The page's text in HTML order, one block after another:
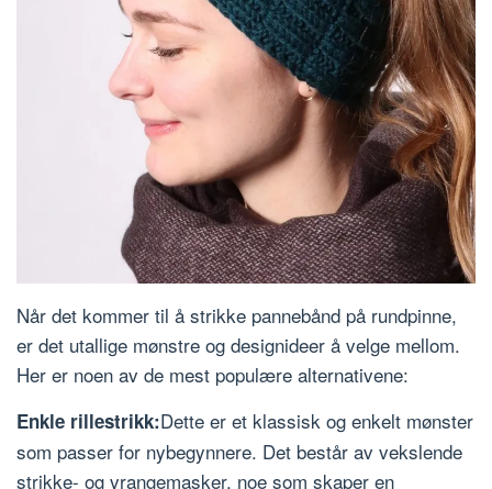
Når det kommer til å strikke pannebånd på rundpinne,
er det utallige mønstre og designideer å velge mellom.
Her er noen av de mest populære alternativene:
Enkle rillestrikk:Dette er et klassisk og enkelt mønster
som passer for nybegynnere. Det består av vekslende
strikke- og vrangemasker, noe som skaper en